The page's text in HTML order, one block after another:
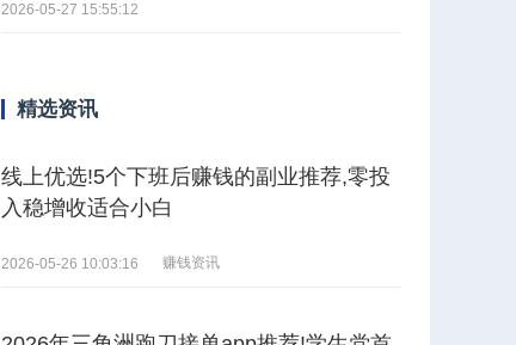
2026-05-27 15:55:12
精选资讯
线上优选!5个下班后赚钱的副业推荐,零投
入稳增收适合小白
2026-05-26 10:03:16 赚钱资讯